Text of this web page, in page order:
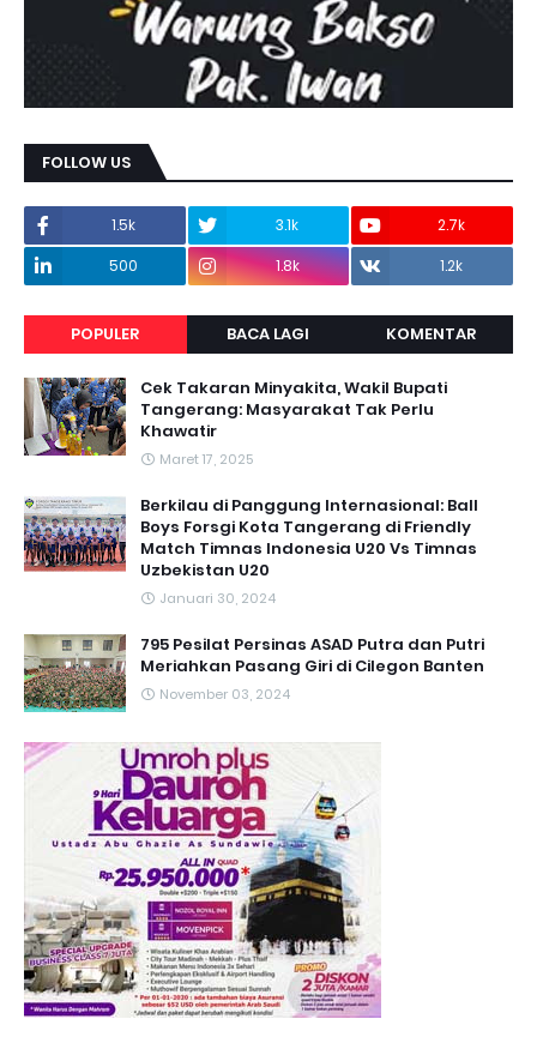
FOLLOW US
1.5k 3.1k
2.7k
500
1.8k 1.2k
POPULER BACA LAGI KOMENTAR
Cek Takaran Minyakita, Wakil Bupati
Tangerang: Masyarakat Tak Perlu
Khawatir
Maret 17, 2025
Berkilau di Panggung Internasional: Ball
Boys Forsgi Kota Tangerang di Friendly
Match Timnas Indonesia U20 Vs Timnas
Uzbekistan U20
Januari 30, 2024
795 Pesilat Persinas ASAD Putra dan Putri
Meriahkan Pasang Giri di Cilegon Banten
November 03, 2024